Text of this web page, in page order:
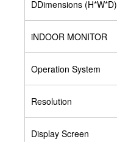
DDimensions (H*W*D)
iNDOOR MONITOR
Operation System
Resolution
Display Screen